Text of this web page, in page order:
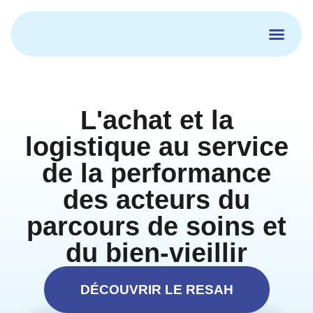
contenu
L'achat et la
logistique au service
de la performance
des acteurs du
parcours de soins et
du bien-vieillir
DÉCOUVRIR LE RESAH